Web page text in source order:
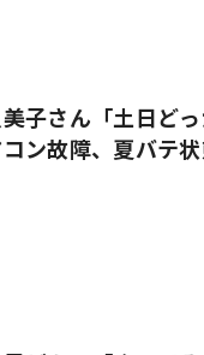
子さん「土日ど
ン故障、夏バテ